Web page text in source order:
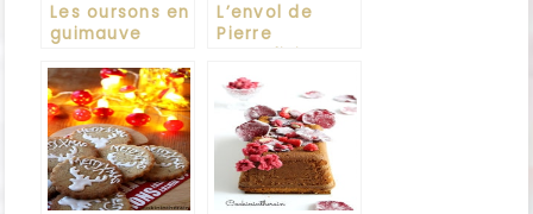
Les oursons en
guimauve
L’envol de
Pierre
Marcolini